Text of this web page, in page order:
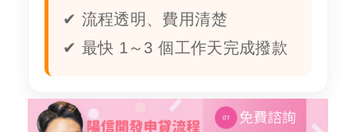
✔ 流程透明、費用清楚
✔ 最快 1～3 個工作天完成撥款